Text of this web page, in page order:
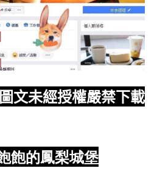
文未經授權嚴禁下載
飽的鳳梨城堡